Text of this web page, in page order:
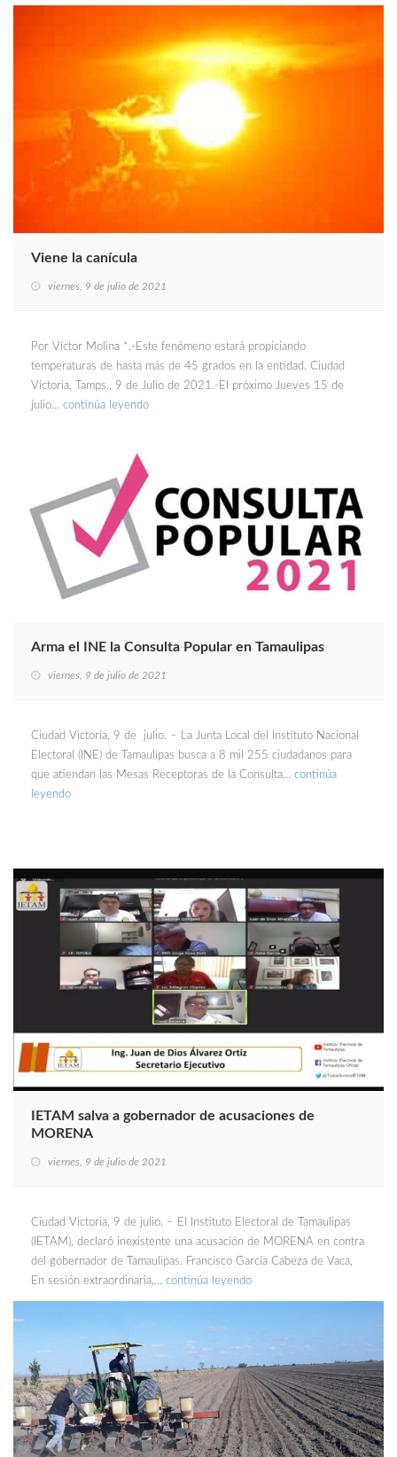
Viene la canícula
viernes, 9 de julio de 2021
Por Víctor Molina *.-Este fenómeno estará propiciando
temperaturas de hasta más de 45 grados en la entidad. Ciudad
Victoria, Tamps., 9 de Julio de 2021.-El próximo Jueves 15 de
julio… continúa leyendo
Arma el INE la Consulta Popular en Tamaulipas
viernes, 9 de julio de 2021
Ciudad Victoria, 9 de julio. – La Junta Local del Instituto Nacional
Electoral (INE) de Tamaulipas busca a 8 mil 255 ciudadanos para
que atiendan las Mesas Receptoras de la Consulta… continúa
leyendo
IETAM salva a gobernador de acusaciones de
MORENA
viernes, 9 de julio de 2021
Ciudad Victoria, 9 de julio. – El Instituto Electoral de Tamaulipas
(IETAM), declaró inexistente una acusación de MORENA en contra
del gobernador de Tamaulipas. Francisco García Cabeza de Vaca,
En sesión extraordinaria,… continúa leyendo